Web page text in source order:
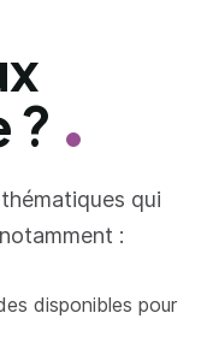
?
qui
:
disponibles pour